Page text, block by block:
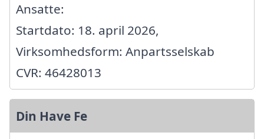
Ansatte:
Startdato: 18. april 2026,
Virksomhedsform: Anpartsselskab
CVR: 46428013
Din Have Fe